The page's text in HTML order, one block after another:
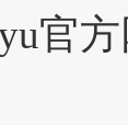
官